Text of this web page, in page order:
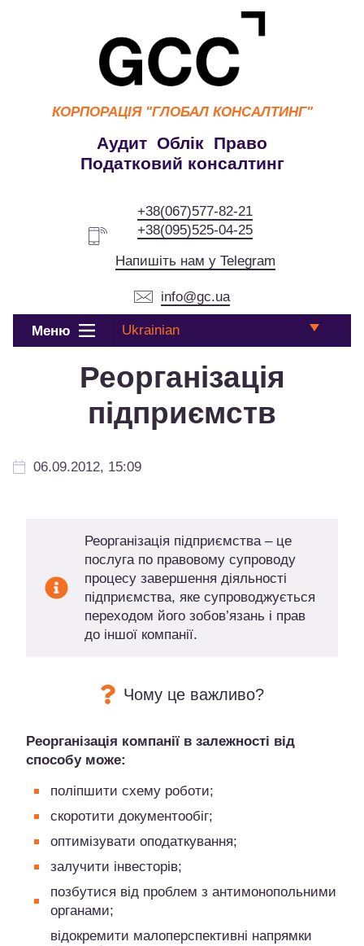
КОРПОРАЦІЯ "ГЛОБАЛ КОНСАЛТИНГ"
Аудит Облік Право
Податковий консалтинг
+38(067)577-82-21
+38(095)525-04-25
Напишіть нам у Telegram
info@gc.ua
Меню Ukrainian
Реорганізація
підприємств
06.09.2012, 15:09
Реорганізація підприємства – це
послуга по правовому супроводу
процесу завершення діяльності
підприємства, яке супроводжується
переходом його зобов’язань і прав
до іншої компанії.
Чому це важливо?
Реорганізація компанії в залежності від
способу може:
поліпшити схему роботи;
скоротити документообіг;
оптимізувати оподаткування;
залучити інвесторів;
позбутися від проблем з антимонопольними
органами;
відокремити малоперспективні напрямки